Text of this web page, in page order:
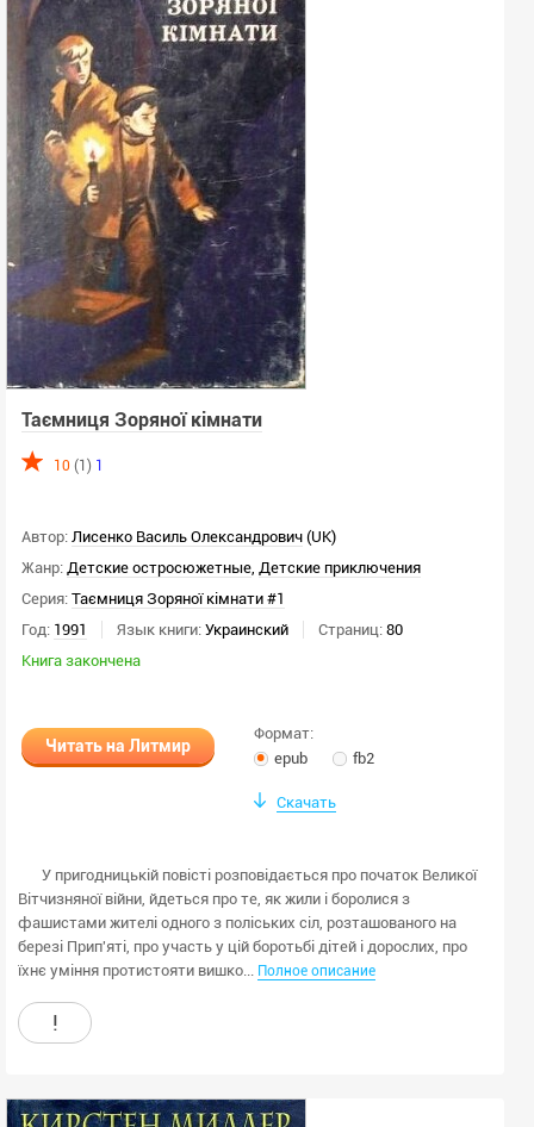
Таємниця Зоряної кімнати
10 (1) 1
Автор: Лисенко Василь Олександрович (UK)
Жанр: Детские остросюжетные Детские приключения
Серия: Таємниця Зоряної кімнати #1
Год: 1991 Язык книги: Украинский Страниц: 80
Книга закончена
Читать на Литмир
Формат:
epub
fb2
Скачать
У пригодницькій повісті розповідається про початок Великої
Вітчизняної війни, йдеться про те, як жили і боролися з
фашистами жителі одного з поліських сіл, розташованого на
березі Прип'яті, про участь у цій боротьбі дітей і дорослих, про
їхнє уміння протистояти вишко...
Полное описание
!